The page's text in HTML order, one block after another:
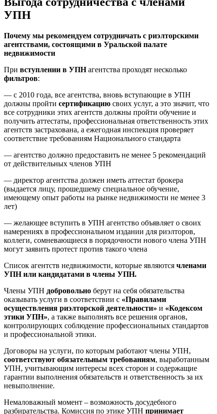
УПН
Почему мы рекомендуем сотрудничать с риэлторскими
агентствами, состоящими в Уральской палате
недвижимости
При вступлении в УПНагентства проходят несколько
фильтров:
— с 2010 года, все агентства, вновь вступающие в УПН
должны пройти сертификацию своих услуг, а это значит, что
все сотрудники этих агентств должны пройти обучение и
получить аттестаты, профессиональная ответственность этих
агентств застрахована, а ежегодная инспекция проверяет
соответствие требованиям Национального стандарта
— агентство должно предоставить не менее 5 рекомендаций
от действительных членов УПН
— директор агентства должен иметь аттестат брокера
(выдается лицу, прошедшему специальное обучение,
имеющему опыт работы на рынке недвижимости не менее 3
лет)
— желающее вступить в УПН агентство объявляет о своих
намерениях в профессиональном издании для риэлторов,
коллеги, сомневающиеся в порядочности нового члена УПН
могут заявить протест против такого члена
Список агентств недвижимости, которые являются членами
УПН или кандидатами в члены УПН.
Члены УПН добровольно берут на себя обязательства
оказывать услуги в соответствии с «Правилами
осуществления риэлторской деятельности» и «Кодексом
этики УПН», а также выполнять все решения органов,
контролирующих соблюдение профессиональных стандартов
и профессиональной этики.
Договоры на услуги, по которым работают члены УПН,
соответствуют обязательным требованиям, выработанным
УПН, учитывающим интересы всех сторон и содержащие
гарантии выполнения обязательств и ответственность за их
невыполнение.
Немаловажный момент – возможность досудебного
разбирательства. Комиссия по этике УПН принимает